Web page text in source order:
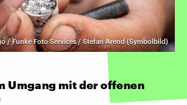
/ Funke Foto Services / Stefan Arend (Symbolbild)
Umgang mit der offenen